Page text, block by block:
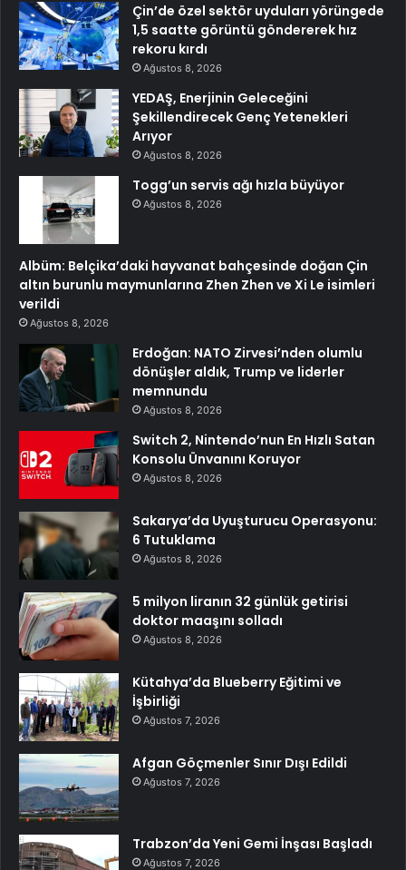
Çin’de özel sektör uyduları yörüngede
1,5 saatte görüntü göndererek hız
rekoru kırdı
Ağustos 8, 2026
YEDAŞ, Enerjinin Geleceğini
Şekillendirecek Genç Yetenekleri
Arıyor
Ağustos 8, 2026
Togg’un servis ağı hızla büyüyor
Ağustos 8, 2026
Albüm: Belçika’daki hayvanat bahçesinde doğan Çin
altın burunlu maymunlarına Zhen Zhen ve Xi Le isimleri
verildi
Ağustos 8, 2026
Erdoğan: NATO Zirvesi’nden olumlu
dönüşler aldık, Trump ve liderler
memnundu
Ağustos 8, 2026
Switch 2, Nintendo’nun En Hızlı Satan
Konsolu Ünvanını Koruyor
Ağustos 8, 2026
Sakarya’da Uyuşturucu Operasyonu:
6 Tutuklama
Ağustos 8, 2026
5 milyon liranın 32 günlük getirisi
doktor maaşını solladı
Ağustos 8, 2026
Kütahya’da Blueberry Eğitimi ve
İşbirliği
Ağustos 7, 2026
Afgan Göçmenler Sınır Dışı Edildi
Ağustos 7, 2026
Trabzon’da Yeni Gemi İnşası Başladı
Ağustos 7, 2026